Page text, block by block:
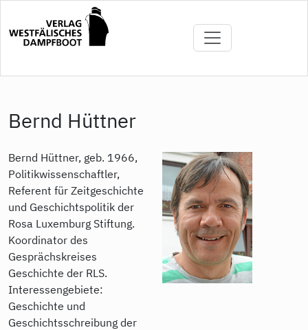
Inhalt
Bernd Hüttner
Bernd Hüttner, geb. 1966,
Politikwissenschaftler,
Referent für Zeitgeschichte
und Geschichtspolitik der
Rosa Luxemburg Stiftung.
Koordinator des
Gesprächskreises
Geschichte der RLS.
Interessengebiete:
Geschichte und
Geschichtsschreibung der